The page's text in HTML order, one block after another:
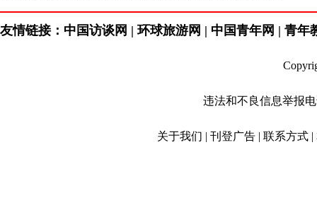
友情链接：中国访谈网 | 环球旅游网 | 中国青年网 | 青年
违法和不良信息举报电
关于我们 | 刊登广告 | 联系方式